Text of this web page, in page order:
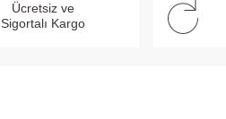
Ücretsiz ve
Sigortalı Kargo